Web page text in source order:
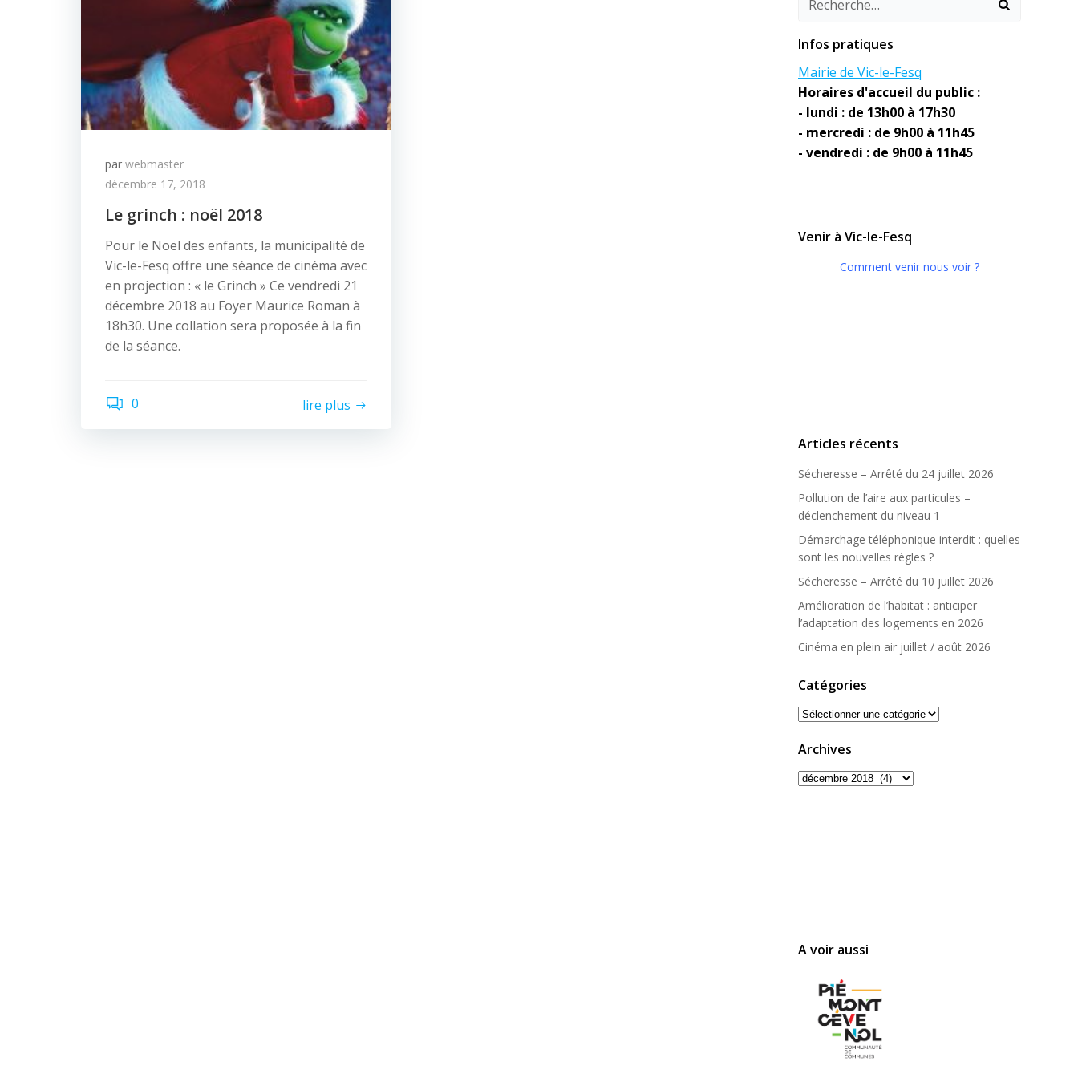
par webmaster
décembre 17, 2018
Le grinch : noël 2018
Pour le Noël des enfants, la municipalité de
Vic-le-Fesq offre une séance de cinéma avec
en projection : « le Grinch » Ce vendredi 21
décembre 2018 au Foyer Maurice Roman à
18h30. Une collation sera proposée à la fin
de la séance.
0 lire plus
Infos pratiques
Mairie de Vic-le-Fesq
Horaires d'accueil du public :
- lundi : de 13h00 à 17h30
- mercredi : de 9h00 à 11h45
- vendredi : de 9h00 à 11h45
Venir à Vic-le-Fesq
Comment venir nous voir ?
Articles récents
Sécheresse – Arrêté du 24 juillet 2026
Pollution de l’aire aux particules –
déclenchement du niveau 1
Démarchage téléphonique interdit : quelles
sont les nouvelles règles ?
Sécheresse – Arrêté du 10 juillet 2026
Amélioration de l’habitat : anticiper
l’adaptation des logements en 2026
Cinéma en plein air juillet / août 2026
Catégories
Catégories
Archives
Archives
A voir aussi